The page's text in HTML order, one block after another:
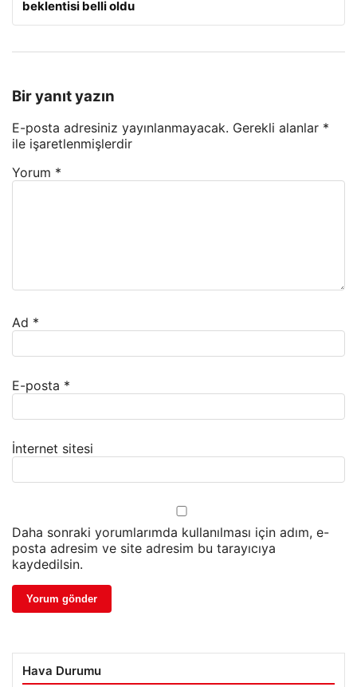
beklentisi belli oldu
Bir yanıt yazın
E-posta adresiniz yayınlanmayacak. Gerekli alanlar *
ile işaretlenmişlerdir
Yorum *
Ad *
E-posta *
İnternet sitesi
Daha sonraki yorumlarımda kullanılması için adım, e-
posta adresim ve site adresim bu tarayıcıya
kaydedilsin.
Hava Durumu